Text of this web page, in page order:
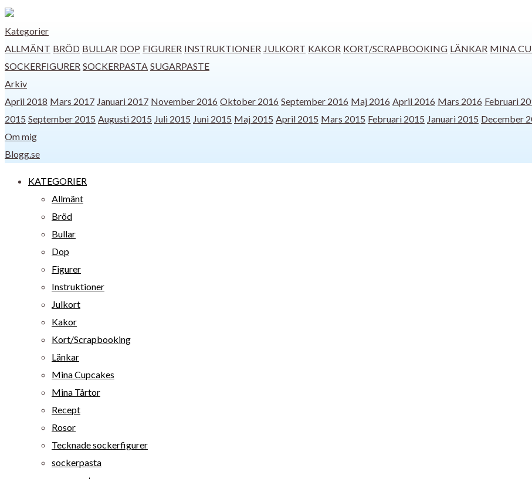
Kategorier
ALLMÄNT BRÖD BULLAR DOP FIGURER INSTRUKTIONER JULKORT KAKOR KORT/SCRAPBOOKING LÄNKAR MINA
SOCKERFIGURER SOCKERPASTA SUGARPASTE
Arkiv
April 2018 Mars 2017 Januari 2017 November 2016 Oktober 2016 September 2016 Maj 2016 April 2016 Mars 2016 Februari
2015 September 2015 Augusti 2015 Juli 2015 Juni 2015 Maj 2015 April 2015 Mars 2015 Februari 2015 Januari 2015 December
Om mig
Blogg.se
KATEGORIER
Allmänt
Bröd
Bullar
Dop
Figurer
Instruktioner
Julkort
Kakor
Kort/Scrapbooking
Länkar
Mina Cupcakes
Mina Tårtor
Recept
Rosor
Tecknade sockerfigurer
sockerpasta